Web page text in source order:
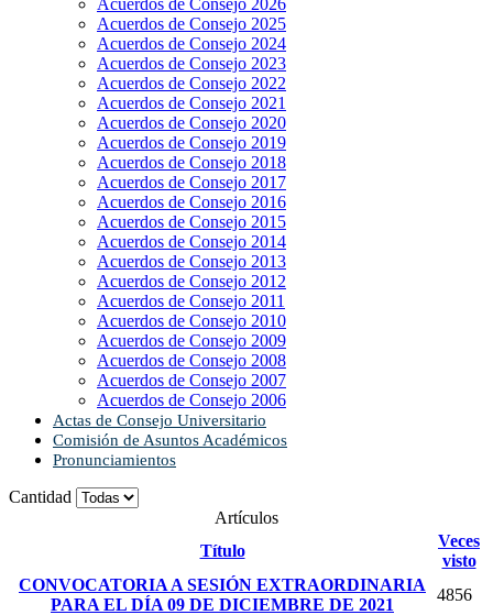
Acuerdos de Consejo 2026
Acuerdos de Consejo 2025
Acuerdos de Consejo 2024
Acuerdos de Consejo 2023
Acuerdos de Consejo 2022
Acuerdos de Consejo 2021
Acuerdos de Consejo 2020
Acuerdos de Consejo 2019
Acuerdos de Consejo 2018
Acuerdos de Consejo 2017
Acuerdos de Consejo 2016
Acuerdos de Consejo 2015
Acuerdos de Consejo 2014
Acuerdos de Consejo 2013
Acuerdos de Consejo 2012
Acuerdos de Consejo 2011
Acuerdos de Consejo 2010
Acuerdos de Consejo 2009
Acuerdos de Consejo 2008
Acuerdos de Consejo 2007
Acuerdos de Consejo 2006
Actas de Consejo Universitario
Comisión de Asuntos Académicos
Pronunciamientos
Cantidad
Artículos
Título
Veces
visto
CONVOCATORIA A SESIÓN EXTRAORDINARIA
PARA EL DÍA 09 DE DICIEMBRE DE 2021
4856